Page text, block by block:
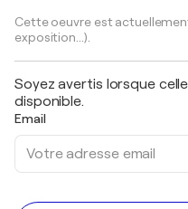
Cette oeuvre est
exposition...).
Soyez avertis lorsque
disponible.
Email